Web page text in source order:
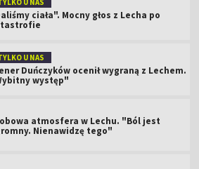
ciała". Mocny głos z Lecha po
U NAS
Duńczyków ocenił wygraną z Lechem.
występ"
atmosfera w Lechu. "Ból jest
Nienawidzę tego"